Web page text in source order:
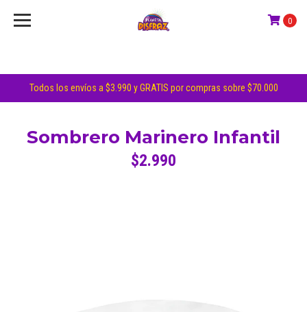
Todos los envíos a $3.990 y GRATIS por compras sobre $70.000
0
Sombrero Marinero Infantil
$2.990